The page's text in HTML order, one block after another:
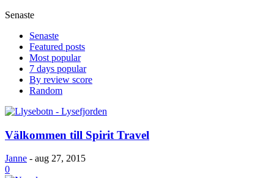
Senaste
Senaste
Featured posts
Most popular
7 days popular
By review score
Random
Välkommen till Spirit Travel
Janne - aug 27, 2015
0